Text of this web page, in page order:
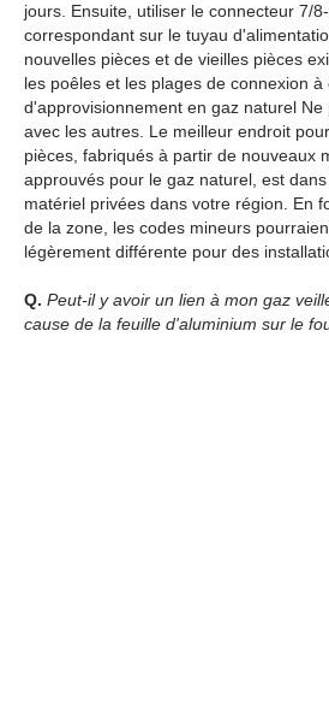
jours. Ensuite, utiliser le connecteur 7/
correspondant sur le tuyau
nouvelles pièces et de vieilles pièces
les poêles et les plages de connexion à
d'approvisionnement en gaz naturel
avec les autres. Le meilleur endroit
pièces, fabriqués à partir de nouveaux
approuvés pour le gaz naturel, est
matériel privées dans votre région. En
de la zone, les codes mineurs
légèrement différente pour des
Q. Peut-il y avoir un lien à mon gaz
cause de la feuille d'aluminium sur le